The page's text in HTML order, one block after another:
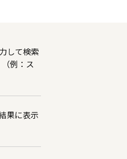
して検索
例：ス
果に表示